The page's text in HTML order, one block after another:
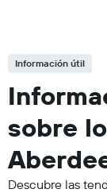
Información útil
sobre
Descubre las